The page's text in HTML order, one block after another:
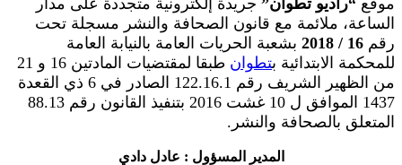
الساعة، ملائمة مع قانون الصحافة والنشر مسجلة تحت
رقم 16 / 2018
بشعبة الحريات العامة بالنيابة العامة
للمحكمة الابتدائية بتطوان
طبقا لمقتضيات المادتين 16 و 21
من الظهير الشريف رقم 122.16.1 الصادر في 6 ذي القعدة
1437 الموافق ل 10 غشت 2016 بتنفيذ القانون رقم 88.13
المتعلق بالصحافة والنشر.
المدير المسؤول : عادل دادي